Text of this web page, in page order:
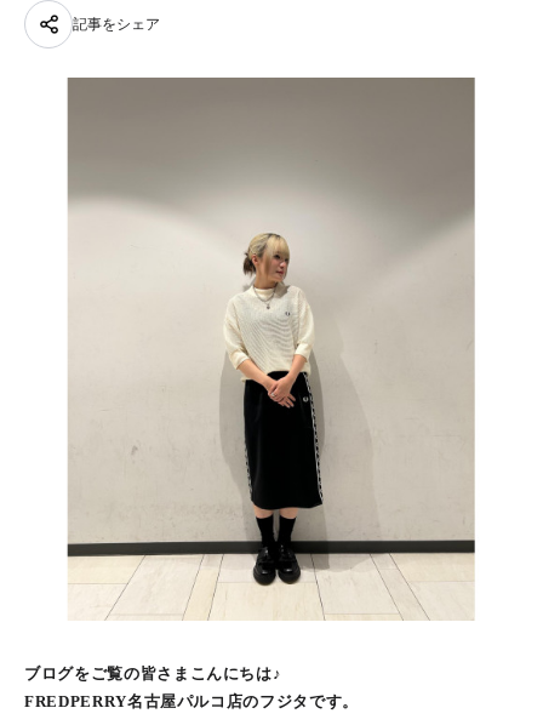
記事をシェア
ブログをご覧の皆さまこんにちは♪
FREDPERRY名古屋パルコ店のフジタです。